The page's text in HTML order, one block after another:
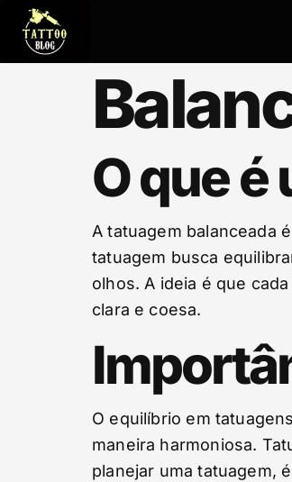
O que é
A tatuagem balanceada
tatuagem busca
olhos. A ideia é que
clara e coesa.
O equilíbrio em
maneira harmoniosa.
planejar uma tatuagem,